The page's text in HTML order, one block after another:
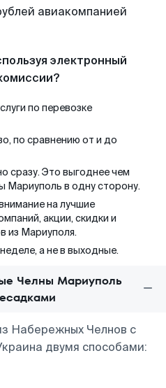
авиакомпанией
электронный
по перевозке
по сравнению от и до
сразу. Это выгоднее чем
Мариуполь в одну сторону.
на лучшие
акции, скидки и
из Мариуполя.
а не в выходные.
Челны Мариуполь
Набережных Челнов с
двумя способами: